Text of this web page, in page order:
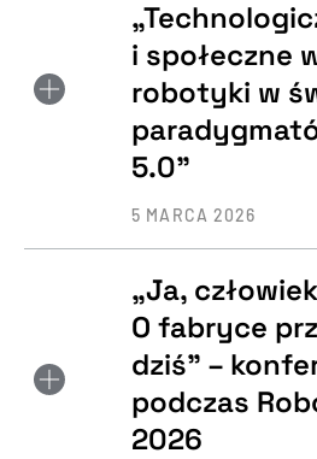
i społeczne
robotyki w
5.0”
5 MARCA 2026
„Ja,
O fabryce
dziś” –
podczas
2026